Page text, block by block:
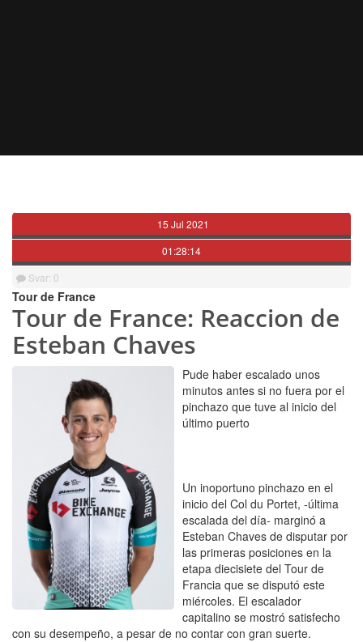
15 Jul 2021
01:28:14
Svar: 0
Tour de France
Tour de France: Reaccion de
Esteban Chaves
Pude haber escalado unos
minutos antes si no fuera por el
pinchazo que tuve al inicio del
último puerto
Un inoportuno pinchazo en el
inicio del Col du Portet, -última
escalada del día- marginó a
Esteban Chaves de disputar por
las primeras posiciones en la
etapa diecisiete del Tour de
Francia que se disputó este
miércoles. El escalador
capitalino se mostró satisfecho
con su desempeño, a pesar de no contar con gran suerte.